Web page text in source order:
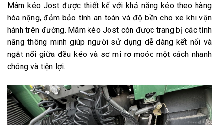
Mâm kéo Jost được thiết kế với khả năng kéo theo hàng
hóa nặng, đảm bảo tính an toàn và độ bền cho xe khi vận
hành trên đường. Mâm kéo Jost còn được trang bị các tính
năng thông minh giúp người sử dụng dễ dàng kết nối và
ngắt nối giữa đầu kéo và sơ mi rơ moóc một cách nhanh
chóng và tiện lợi.